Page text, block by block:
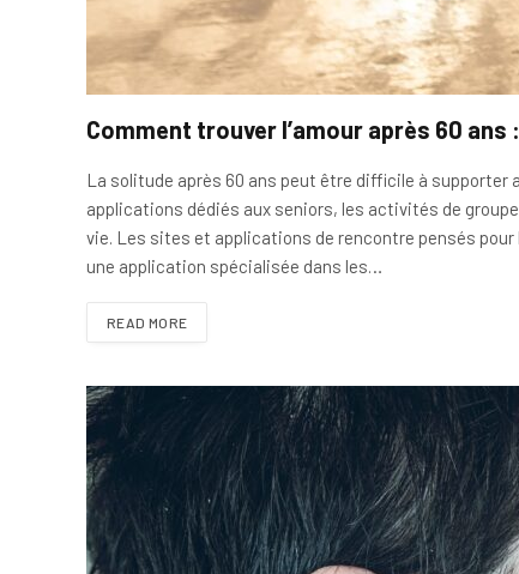
Comment trouver l’amour après 60
La solitude après 60 ans peut être difficile à supporter
applications dédiés aux seniors, les activités de
vie. Les sites et applications de rencontre pensés
une application spécialisée dans les…
READ MORE